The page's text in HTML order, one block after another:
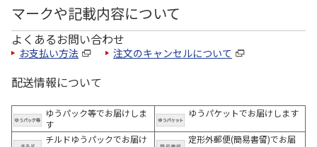
マークや記載内容について
よくあるお問い合わせ
お支払い方法 注文のキャンセルについて
配送情報について
ゆうパック等でお届けしま
す
ゆうパケットでお届けします
チルドゆうパックでお届け
定形外郵便(簡易書留)でお届